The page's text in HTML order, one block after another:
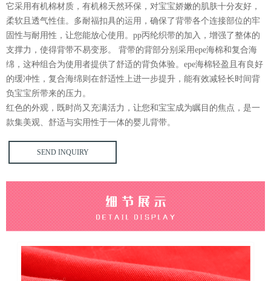
它采用有机棉材质，有机棉天然环保，对宝宝娇嫩的肌肤十分友好，
柔软且透气性佳。多耐福扣具的运用，确保了背带各个连接部位的牢
固性与耐用性，让您能放心使用。pp丙纶织带的加入，增强了整体的
支撑力，使得背带不易变形。 背带的背部分别采用epe海棉和复合海
绵，这种组合为使用者提供了舒适的背负体验。epe海棉轻盈且有良好
的缓冲性，复合海绵则在舒适性上进一步提升，能有效减轻长时间背
负宝宝所带来的压力。
红色的外观，既时尚又充满活力，让您和宝宝成为瞩目的焦点，是一
款集美观、舒适与实用性于一体的婴儿背带。
SEND INQUIRY